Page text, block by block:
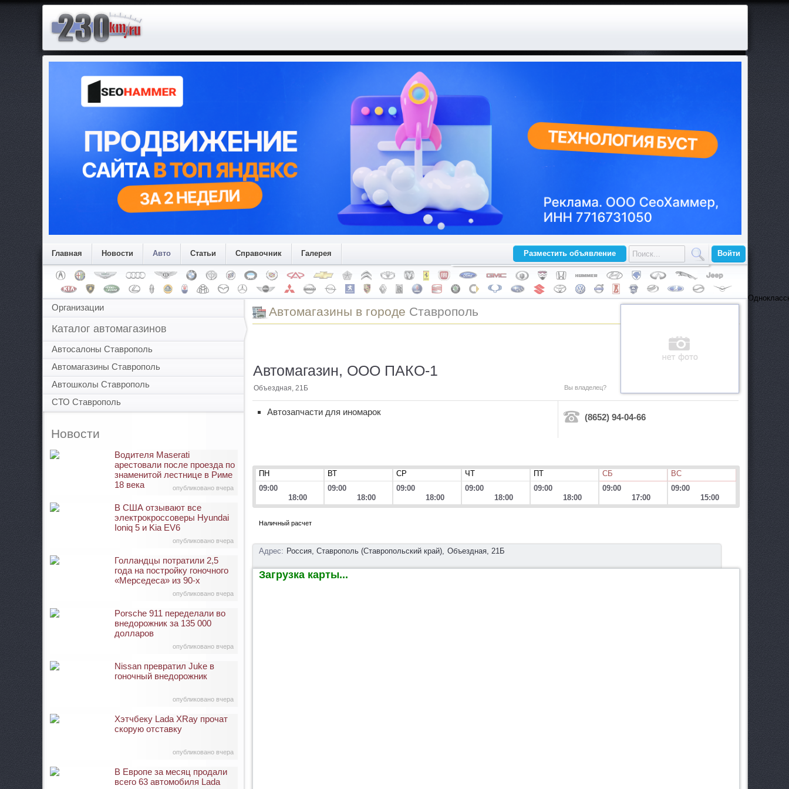
Разместить объявление Войти
Главная Новости Авто Статьи Справочник Галерея
Организации
Каталог автомагазинов
Автосалоны Ставрополь
Автомагазины Ставрополь
Автошколы Ставрополь
СТО Ставрополь
Новости
опубликовано вчера
Водителя Maserati
арестовали после проезда по
знаменитой лестнице в Риме
18 века
опубликовано вчера
В США отзывают все
электрокроссоверы Hyundai
Ioniq 5 и Kia EV6
опубликовано вчера
Голландцы потратили 2,5
года на постройку гоночного
«Мерседеса» из 90-х
опубликовано вчера
Porsche 911 переделали во
внедорожник за 135 000
долларов
опубликовано вчера
Nissan превратил Juke в
гоночный внедорожник
опубликовано вчера
Хэтчбеку Lada XRay прочат
скорую отставку
В Европе за месяц продали
всего 63 автомобиля Lada
Автомагазины в городе Ставрополь
Вы владелец?
Автомагазин, ООО ПАКО-1
Объездная, 21Б
(8652) 94-04-66
Автозапчасти для иномарок
ПН ВТ СР ЧТ ПТ СБ
ВС
09:00
18:00
09:00
18:00
09:00
18:00
09:00
18:00
09:00
18:00
09:00
17:00
09:00
15:00
Наличный расчет
Адрес: Россия, Ставрополь (Ставропольский край), Объездная, 21Б
Загрузка карты...